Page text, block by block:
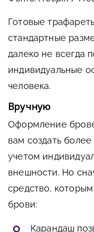
Готовые
стандартные
далеко не всегда
индивидуальные
человека.
Вручную
Оформление
вам создать
учетом
внешности. Но
средство,
брови:
Карандаш